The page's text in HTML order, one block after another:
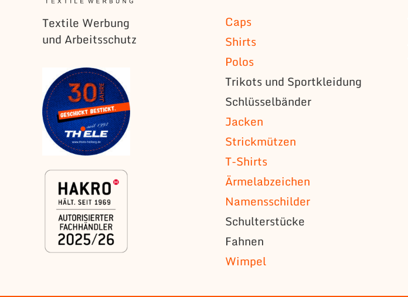
Textile Werbung
und Arbeitsschutz
Caps
Shirts
Polos
Trikots und Sportkleidung
Schlüsselbänder
Jacken
Strickmützen
T-Shirts
Ärmelabzeichen
Namensschilder
Schulterstücke
Fahnen
Wimpel